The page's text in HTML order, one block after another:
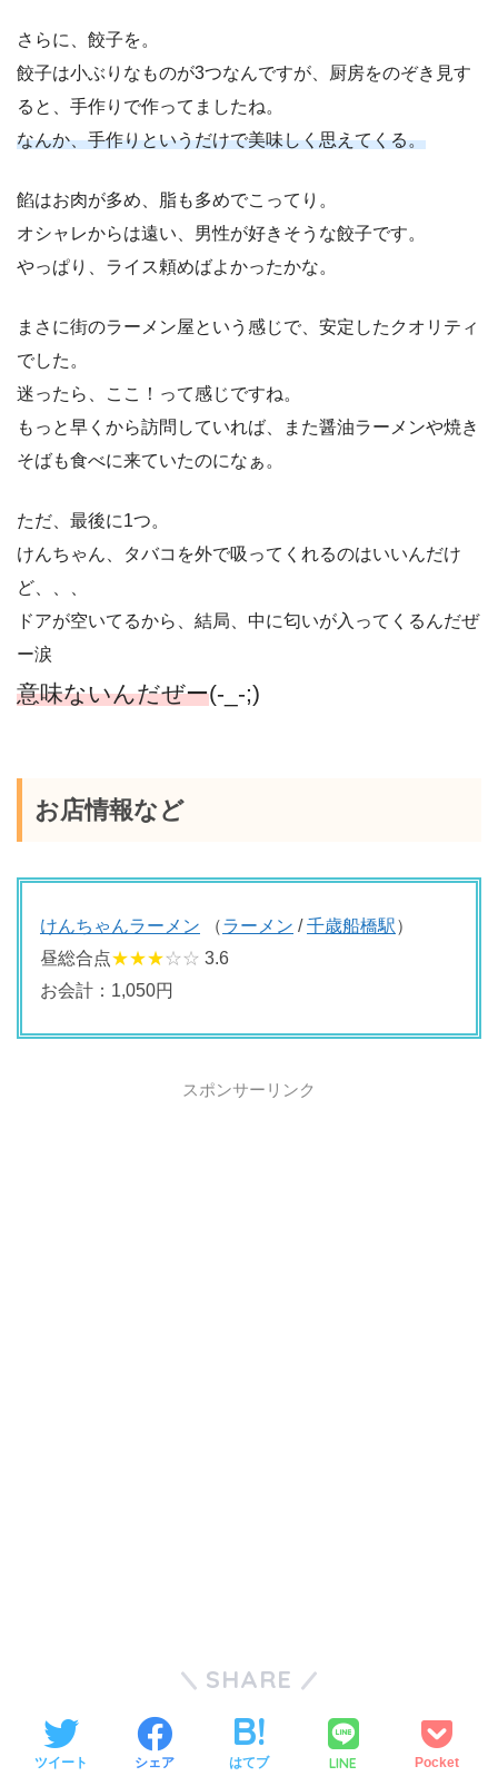
さらに、餃子を。
餃子は小ぶりなものが3つなんですが、厨房をのぞき見す
ると、手作りで作ってましたね。
なんか、手作りというだけで美味しく思えてくる。
餡はお肉が多め、脂も多めでこってり。
オシャレからは遠い、男性が好きそうな餃子です。
やっぱり、ライス頼めばよかったかな。
まさに街のラーメン屋という感じで、安定したクオリティ
でした。
迷ったら、ここ！って感じですね。
もっと早くから訪問していれば、また醤油ラーメンや焼き
そばも食べに来ていたのになぁ。
ただ、最後に1つ。
けんちゃん、タバコを外で吸ってくれるのはいいんだけ
ど、、、
ドアが空いてるから、結局、中に匂いが入ってくるんだぜ
ー涙
意味ないんだぜー(-_-;)
お店情報など
けんちゃんラーメン （ラーメン /千歳船橋駅）
昼総合点★★★☆☆ 3.6
お会計：1,050円
スポンサーリンク
SHARE
ツイート シェア はてブ LINE Pocket